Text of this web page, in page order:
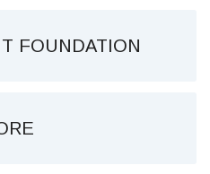
FOUNDATION